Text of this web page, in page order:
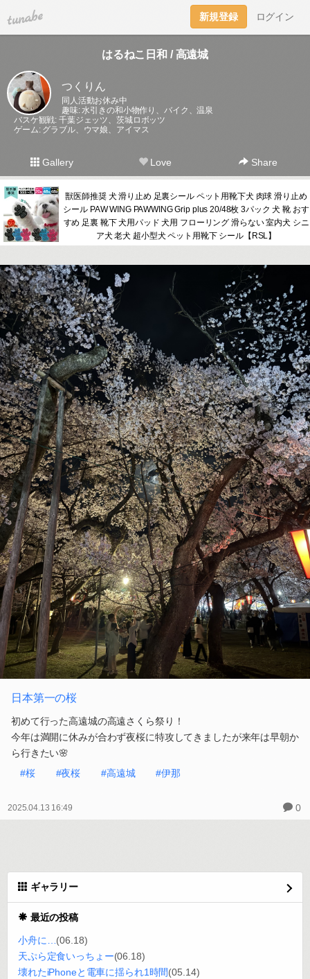
tuna.be 新規登録 ログイン
はるねこ日和 / 高遠城
つくりん
同人活動お休み中
趣味: 水引きの和小物作り、バイク、温泉
バスケ観戦: 千葉ジェッツ、茨城ロボッツ
ゲーム: グラブル、ウマ娘、アイマス
Gallery Love Share
獣医師推奨 犬 滑り止め 足裏シール ペット用靴下犬 肉球 滑り止め
シール PAW WING PAWWING Grip plus 20/48枚 3パック 犬 靴 おす
すめ 足裏 靴下 犬用パッド 犬用 フローリング 滑らない 室内犬 シニ
ア犬 老犬 超小型犬 ペット用靴下 シール【RSL】
日本第一の桜
初めて行った高遠城の高遠さくら祭り！
今年は満開に休みが合わず夜桜に特攻してきましたが来年は早朝か
ら行きたい🌸
#桜
#夜桜 #高遠城 #伊那
2025.04.13 16:49 0
ギャラリー
最近の投稿
小舟に…(06.18)
天ぷら定食いっちょー(06.18)
壊れたiPhoneと電車に揺られ1時間(05.14)